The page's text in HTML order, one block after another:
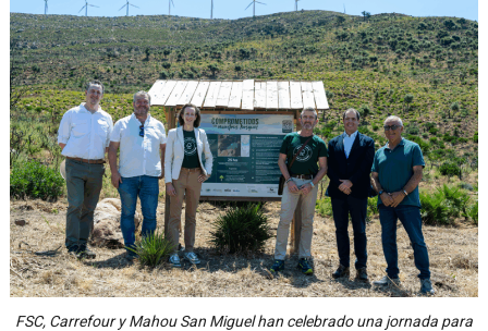
FSC, Carrefour y Mahou San Miguel han celebrado una jornada para